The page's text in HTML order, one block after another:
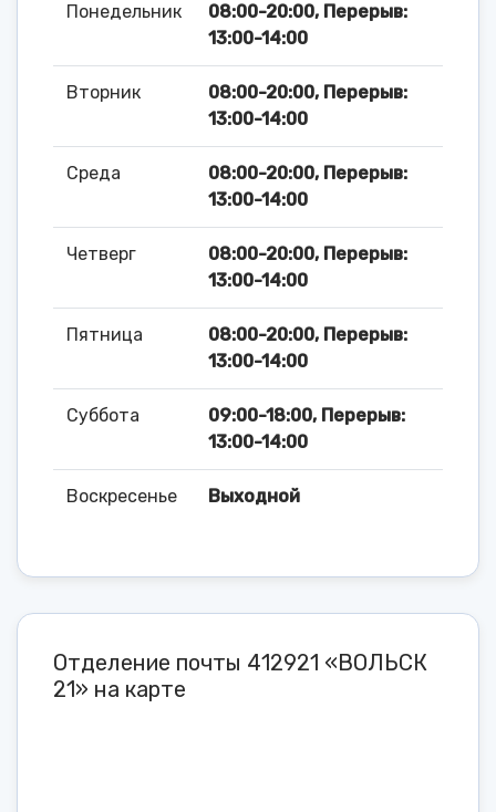
Понедельник
08:00-20:00, Перерыв:
13:00-14:00
Вторник
08:00-20:00, Перерыв:
13:00-14:00
Среда
08:00-20:00, Перерыв:
13:00-14:00
Четверг
08:00-20:00, Перерыв:
13:00-14:00
Пятница
08:00-20:00, Перерыв:
13:00-14:00
Суббота
09:00-18:00, Перерыв:
13:00-14:00
Воскресенье Выходной
Отделение почты 412921 «ВОЛЬСК
21» на карте